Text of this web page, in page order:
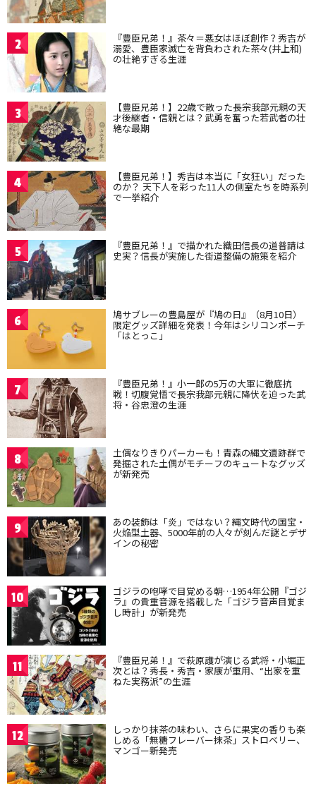
2 『豊臣兄弟！』茶々＝悪女はほぼ創作？秀吉が
溺愛、豊臣家滅亡を背負わされた茶々(井上和)
の壮絶すぎる生涯
3 【豊臣兄弟！】22歳で散った長宗我部元親の天
才後継者・信親とは？武勇を奮った若武者の壮
絶な最期
4 【豊臣兄弟！】秀吉は本当に「女狂い」だった
のか？ 天下人を彩った11人の側室たちを時系列
で一挙紹介
5 『豊臣兄弟！』で描かれた織田信長の道普請は
史実？信長が実施した街道整備の施策を紹介
6 鳩サブレーの豊島屋が『鳩の日』（8月10日）
限定グッズ詳細を発表！今年はシリコンポーチ
「はとっこ」
7 『豊臣兄弟！』小一郎の5万の大軍に徹底抗
戦！切腹覚悟で長宗我部元親に降伏を迫った武
将・谷忠澄の生涯
8 土偶なりきりパーカーも！青森の縄文遺跡群で
発掘された土偶がモチーフのキュートなグッズ
が新発売
9 あの装飾は「炎」ではない？縄文時代の国宝・
火焔型土器、5000年前の人々が刻んだ謎とデザ
インの秘密
10 ゴジラの咆哮で目覚める朝…1954年公開『ゴジ
ラ』の貴重音源を搭載した「ゴジラ音声目覚ま
し時計」が新発売
11 『豊臣兄弟！』で萩原護が演じる武将・小堀正
次とは？秀長・秀吉・家康が重用、“出家を重
ねた実務派”の生涯
12 しっかり抹茶の味わい、さらに果実の香りも楽
しめる「無糖フレーバー抹茶」ストロベリー、
マンゴー新発売